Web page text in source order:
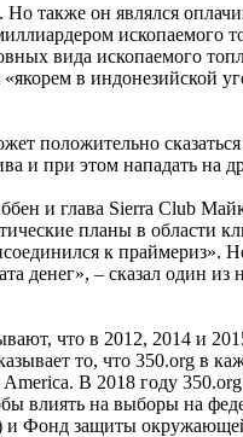
также он являлся
ископаемого
вида ископаемого
в индонезийской
сказаться
при этом нападать на
и глава Sierra Club
планы в области
к
денег», – сказал один
что в 2012, 2014 и
то, что 350.org в
В 2018 году
влиять на выборы на
и Фонд защиты